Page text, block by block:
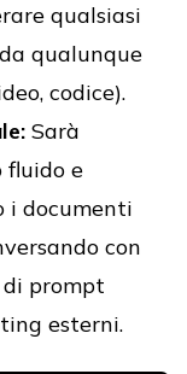
qualsiasi
qualunque
codice).
Sarà
fluido e
i documenti
con
di prompt
esterni.